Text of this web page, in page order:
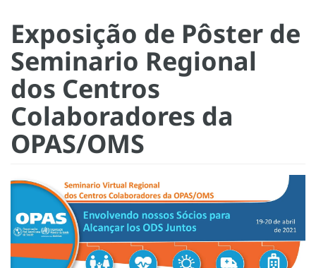
Exposição de Pôster de
Seminario Regional
dos Centros
Colaboradores da
OPAS/OMS​